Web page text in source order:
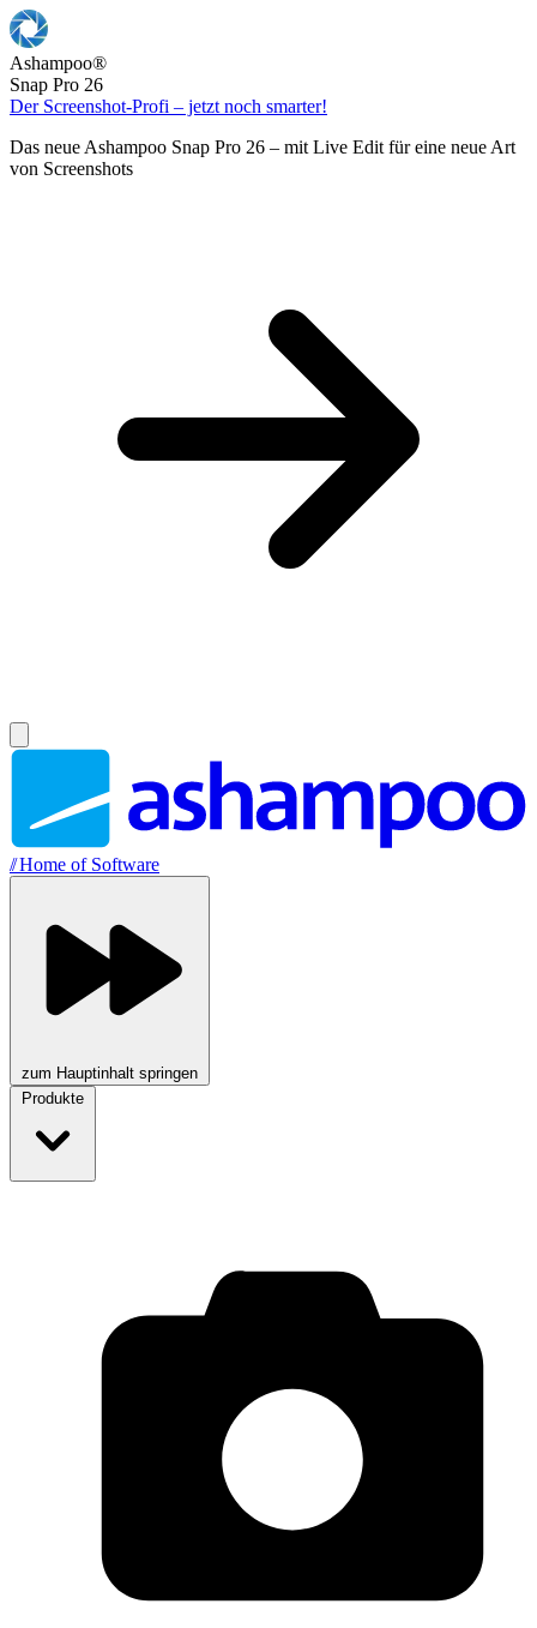
Ashampoo®
Snap Pro 26
Der Screenshot-Profi – jetzt noch smarter!
Das neue Ashampoo Snap Pro 26 – mit Live Edit für eine neue Art
von Screenshots
//Home of Software
zum Hauptinhalt springen
Produkte